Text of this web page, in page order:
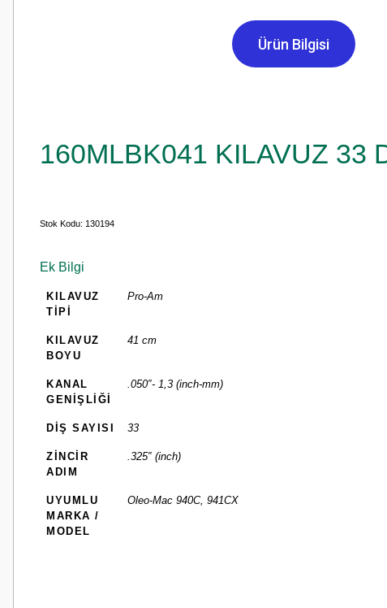
Ürün Bilgisi
160MLBK041 KILAVUZ 33
Stok Kodu: 130194
Ek Bilgi
KILAVUZ
TİPİ
Pro-Am
KILAVUZ
BOYU
41 cm
KANAL
GENİŞLİĞİ
.050″- 1,3 (inch-mm)
DİŞ SAYISI 33
ZİNCİR
ADIM
.325″ (inch)
UYUMLU
MARKA /
MODEL
Oleo-Mac 940C, 941CX